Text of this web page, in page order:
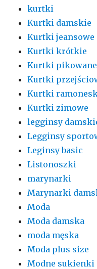
kurtki
Kurtki damskie
Kurtki jeansowe
Kurtki krótkie
Kurtki pikowane
Kurtki
Kurtki
Kurtki zimowe
legginsy
Legginsy
Leginsy basic
Listonoszki
marynarki
Marynarki
Moda
Moda damska
moda męska
Moda plus size
Modne sukienki